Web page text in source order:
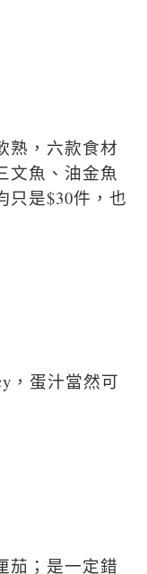
熟，六款食材
文魚、油金魚
只是$30件，也
，蛋汁當然可
茄；是一定錯